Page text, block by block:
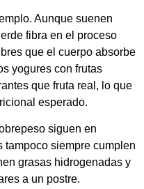
Aunque suenen
fibra en el proceso
que el cuerpo absorbe
yogures con frutas
que fruta real, lo que
esperado.
siguen en
tampoco siempre cumplen
grasas hidrogenadas y
a un postre.